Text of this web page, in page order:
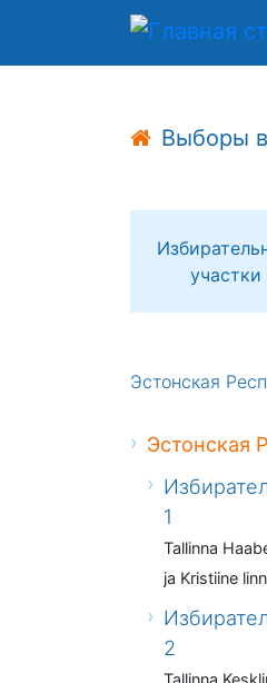
Выборы
участки
Эстонская
Эстонская
1
Tallinna
ja Kristiine
2
Tallinna